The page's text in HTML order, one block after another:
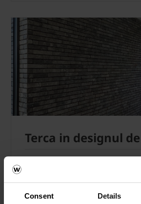
Consent Details
Terca in designul
klinker este
versatilitatea